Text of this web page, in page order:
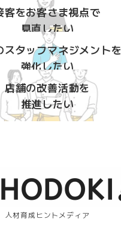
客をお客さま視点で
見直したい
スタッフマネジメントを
強化したい
店舗の改善活動を
推進したい
人材育成ヒントメディア